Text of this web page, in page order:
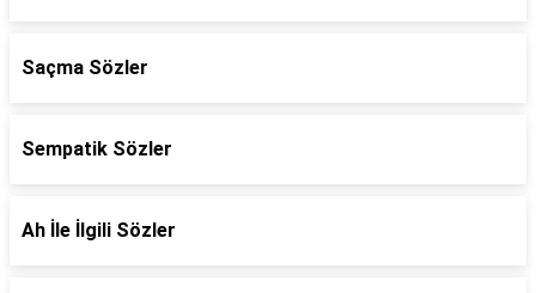
Saçma Sözler
Sempatik Sözler
Ah İle İlgili Sözler